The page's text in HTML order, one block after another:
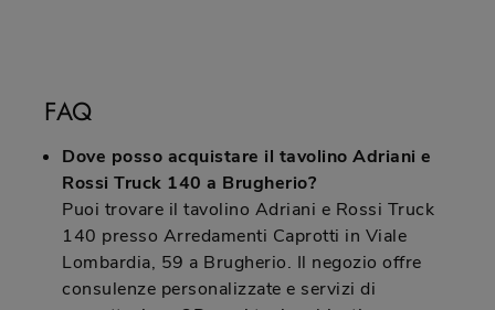
FAQ
Dove posso acquistare il tavolino Adriani e
Rossi Truck 140 a Brugherio?
Puoi trovare il tavolino Adriani e Rossi Truck
140 presso Arredamenti Caprotti in Viale
Lombardia, 59 a Brugherio. Il negozio offre
consulenze personalizzate e servizi di